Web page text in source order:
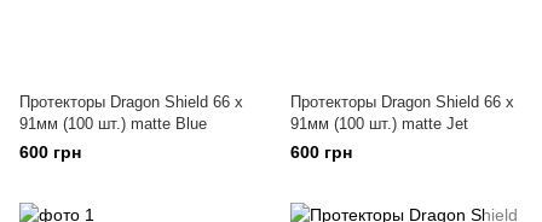
Протекторы Dragon Shield 66 x
91мм (100 шт.) matte Blue
600 грн
Протекторы Dragon Shield 66 x
91мм (100 шт.) matte Jet
600 грн